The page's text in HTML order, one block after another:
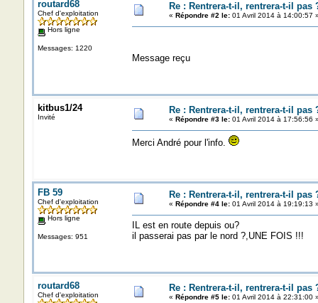
routard68
Chef d'exploitation
Hors ligne
Messages: 1220
Re : Rentrera-t-il, rentrera-t-il pas
« Répondre #2 le:01 Avril 2014 à 14:00:57
Message reçu
kitbus1/24
Invité
Re : Rentrera-t-il, rentrera-t-il pas
« Répondre #3 le:01 Avril 2014 à 17:56:56
Merci André pour l'info.
FB 59
Chef d'exploitation
Hors ligne
Messages: 951
Re : Rentrera-t-il, rentrera-t-il pas
« Répondre #4 le:01 Avril 2014 à 19:19:13
IL est en route depuis ou?
il passerai pas par le nord ?,UNE FOIS !!!
routard68
Chef d'exploitation
Re : Rentrera-t-il, rentrera-t-il pas
« Répondre #5 le:01 Avril 2014 à 22:31:00